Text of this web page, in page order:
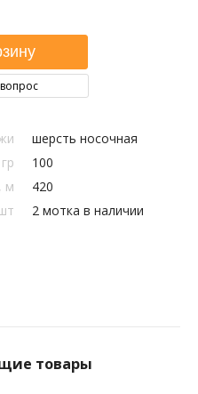
шерсть носочная
100
м
420
2 мотка в наличии
товары